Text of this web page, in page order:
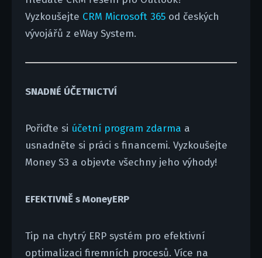
Vyzkoušejte CRM Microsoft 365od českých
vývojářů z eWay System.
SNADNÉ ÚČETNICTVÍ
Pořiďte si účetní program zdarma a
usnadněte si práci s financemi. Vyzkoušejte
Money S3 a objevte všechny jeho výhody!
EFEKTIVNĚ s MoneyERP
Tip na chytrý ERP systém pro efektivní
optimalizaci firemních procesů. Více na